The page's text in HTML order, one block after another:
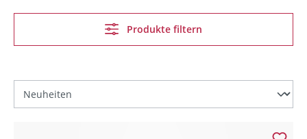
Produkte filtern